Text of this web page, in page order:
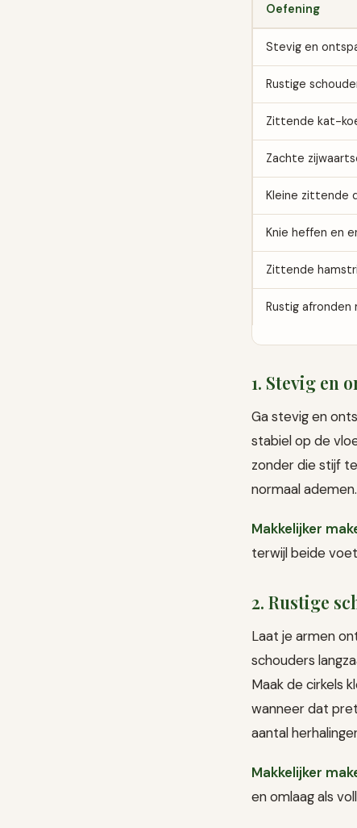
Oefening
Stevig en
Rustige
Zittende kat-
Zachte
Kleine zittende
Knie heffen en
Zittende
Rustig afronden
1. Stevig en
Ga stevig en
stabiel op de
zonder die stijf
normaal
Makkelijker
terwijl beide
2. Rustige
Laat je armen
schouders
Maak de cirkels
wanneer dat
aantal
Makkelijker
en omlaag als